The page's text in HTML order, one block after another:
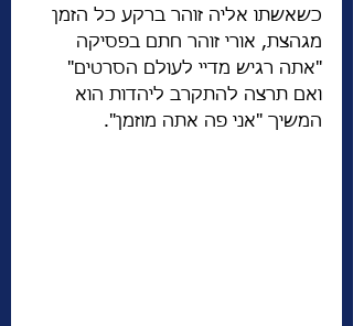
כשאשתו אליה זוהר ברקע כל הזמן
מגהצת, אורי זוהר חתם בפסיקה
"אתה רגיש מדיי לעולם הסרטים"
ואם תרצה להתקרב ליהדות הוא
המשיך "אני פה אתה מוזמן".